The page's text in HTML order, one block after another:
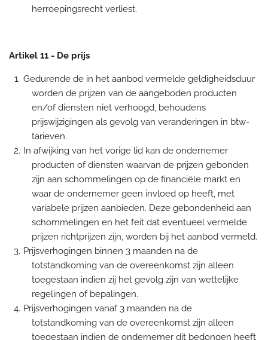
herroepingsrecht verliest.
Artikel 11 - De prijs
Gedurende de in het aanbod vermelde geldigheidsduur
worden de prijzen van de aangeboden producten
en/of diensten niet verhoogd, behoudens
prijswijzigingen als gevolg van veranderingen in btw-
tarieven.
In afwijking van het vorige lid kan de ondernemer
producten of diensten waarvan de prijzen gebonden
zijn aan schommelingen op de financiële markt en
waar de ondernemer geen invloed op heeft, met
variabele prijzen aanbieden. Deze gebondenheid aan
schommelingen en het feit dat eventueel vermelde
prijzen richtprijzen zijn, worden bij het aanbod vermeld.
Prijsverhogingen binnen 3 maanden na de
totstandkoming van de overeenkomst zijn alleen
toegestaan indien zij het gevolg zijn van wettelijke
regelingen of bepalingen.
Prijsverhogingen vanaf 3 maanden na de
totstandkoming van de overeenkomst zijn alleen
toegestaan indien de ondernemer dit bedongen heeft